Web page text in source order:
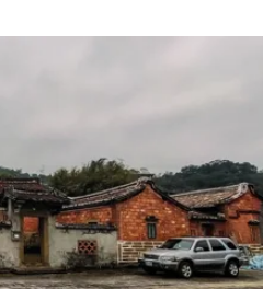
滯，反而持續有更多的拓墾移民
探訪 多面釐清古道緣起茶葉的興
成了茶葉的集散地，老街茶行因